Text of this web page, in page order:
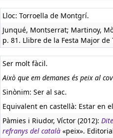
Lloc: Torroella de Montgrí.
Junqué, Montserrat; Martinoy,
p. 81. Llibre de la Festa Major
Ser molt fàcil.
Això que em demanes és peix al
Sinònim: Ser al sac.
Equivalent en castellà: Estar en
Pàmies i Riudor, Víctor (2012):
refranys del català «peix».